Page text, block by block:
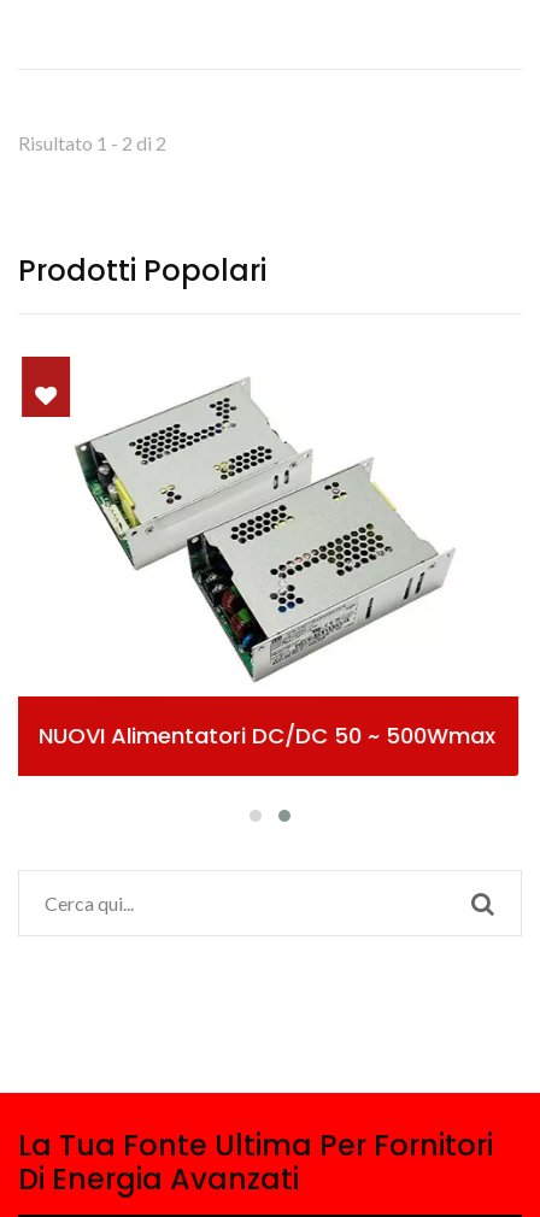
Risultato 1 - 2 di 2
Prodotti Popolari
50 ~ 500Wmax Alimentazione AC/
La Tua Fonte Ultima Per Fornitori
Di Energia Avanzati